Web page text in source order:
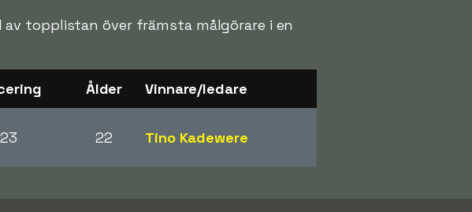
topplistan över främsta målgörare i en
Ålder Vinnare/ledare
23 22 Tino Kadewere